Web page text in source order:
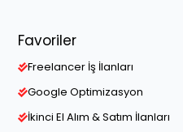
Favoriler
Freelancer İş İlanları
Google Optimizasyon
İkinci El Alım & Satım İlanları